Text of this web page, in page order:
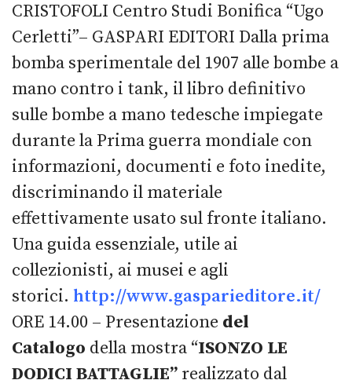
CRISTOFOLI Centro Studi Bonifica “Ugo
Cerletti”– GASPARI EDITORI Dalla prima
bomba sperimentale del 1907 alle bombe a
mano contro i tank, il libro definitivo
sulle bombe a mano tedesche impiegate
durante la Prima guerra mondiale con
informazioni, documenti e foto inedite,
discriminando il materiale
effettivamente usato sul fronte italiano.
Una guida essenziale, utile ai
collezionisti, ai musei e agli
storici. http://www.gasparieditore.it/
ORE 14.00 – Presentazione del
Catalogo della mostra “ISONZO LE
DODICI BATTAGLIE” realizzato dal